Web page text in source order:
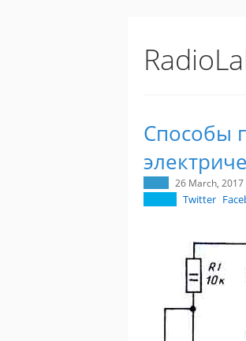
Способы
26 March, 2017
Twitter